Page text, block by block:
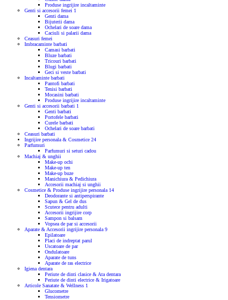
Produse ingrijire incaltaminte
Genti si accesorii femei 1
Genti dama
Bijuterii dama
Ochelari de soare dama
Caciuli si palarii dama
Ceasuri femei
Imbracaminte barbati
Camasi barbati
Bluze barbati
Tricouri barbati
Blugi barbati
Geci si veste barbati
Incaltaminte barbati
Pantofi barbati
Tenisi barbati
Mocasini barbati
Produse ingrijire incaltaminte
Genti si accesorii barbati 1
Genti barbati
Portofele barbati
Curele barbati
Ochelari de soare barbati
Ceasuri barbati
Ingrijire personala & Cosmetice 24
Parfumuri
Parfumuri si seturi cadou
Machiaj & unghii
Make-up ochi
Make-up ten
Make-up buze
Manichiura & Pedichiura
Accesorii machiaj si unghii
Cosmetice & Produse ingrijire personala 14
Deodorante si antiperspirante
Sapun & Gel de dus
Scutece pentru adulti
Accesorii ingrijire corp
Sampon si balsam
Vopsea de par si accesorii
Aparate & Accesorii ingrijire personala 9
Epilatoare
Placi de indreptat parul
Uscatoare de par
Ondulatoare
Aparate de tuns
Aparate de ras electrice
Igiena dentara
Periute de dinti clasice & Ata dentara
Periute de dinti electrice & Irigatoare
Articole Sanatate & Wellness 1
Glucometre
Tensiometre